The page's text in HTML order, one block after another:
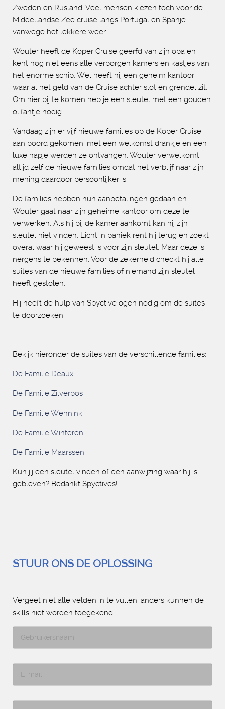
Zweden en Rusland. Veel mensen kiezen toch voor de
Middellandse Zee cruise langs Portugal en Spanje
vanwege het lekkere weer.
Wouter heeft de Koper Cruise geërfd van zijn opa en
kent nog niet eens alle verborgen kamers en kastjes van
het enorme schip. Wel heeft hij een geheim kantoor
waar al het geld van de Cruise achter slot en grendel zit.
Om hier bij te komen heb je een sleutel met een gouden
olifantje nodig.
Vandaag zijn er vijf nieuwe families op de Koper Cruise
aan boord gekomen, met een welkomst drankje en een
luxe hapje werden ze ontvangen. Wouter verwelkomt
altijd zelf de nieuwe families omdat het verblijf naar zijn
mening daardoor persoonlijker is.
De families hebben hun aanbetalingen gedaan en
Wouter gaat naar zijn geheime kantoor om deze te
verwerken. Als hij bij de kamer aankomt kan hij zijn
sleutel niet vinden. Licht in paniek rent hij terug en zoekt
overal waar hij geweest is voor zijn sleutel. Maar deze is
nergens te bekennen. Voor de zekerheid checkt hij alle
suites van de nieuwe families of niemand zijn sleutel
heeft gestolen.
Hij heeft de hulp van Spyctive ogen nodig om de suites
te doorzoeken.
Bekijk hieronder de suites van de verschillende families:
De Familie Deaux
De Familie Zilverbos
De Familie Wennink
De Familie Winteren
De Familie Maarssen
Kun jij een sleutel vinden of een aanwijzing waar hij is
gebleven? Bedankt Spyctives!
STUUR ONS DE OPLOSSING
Vergeet niet alle velden in te vullen, anders kunnen de
skills niet worden toegekend.